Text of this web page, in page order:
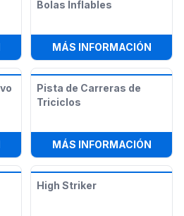
PISTA DE OBSTÁCULOS TOXIC
Bolas Inflables
MÁS INFORMACIÓN:
HUNGRY HIPPO INTERACTIVO
Pista de Carreras de
Triciclos
MÁS INFORMACIÓN:
High Striker